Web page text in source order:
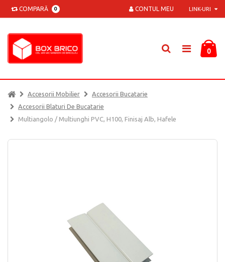
COMPARĂ 0 LINK-URI
CONTUL MEU
0
Accesorii Mobilier
Accesorii Bucatarie
Accesorii Blaturi De Bucatarie
Multiangolo / Multiunghi PVC, H100, Finisaj Alb, Hafele